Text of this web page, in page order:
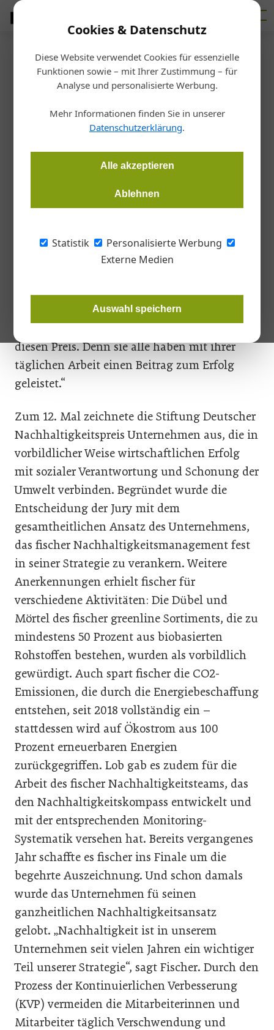
Cookies & Datenschutz
Diese Website verwendet Cookies für essenzielle
Funktionen sowie – mit Ihrer Zustimmung – für
Analyse und personalisierte Werbung.
Mehr Informationen finden Sie in unserer
Datenschutzerklärung.
Alle akzeptieren
Ablehnen
Statistik
Personalisierte Werbung
Externe Medien
Auswahl speichern
Startseite/Beschläge + Verbinder
fischer gewinnt Deutschen
Nachhaltigkeitspreis
Die Unternehmensgruppe fischer hat die wichtigste und
größte Auszeichnung in Europa im Bereich Nachhaltigkeit in
„Für unser Unternehmen ist diese wichtige
Firmeninhaber Klaus Fischer. „Ich gratuliere
dazu allen unseren Mitarbeiterinnen und
diesen Preis. Denn sie alle haben mit ihrer
täglichen Arbeit einen Beitrag zum Erfolg
geleistet.“
Zum 12. Mal zeichnete die Stiftung Deutscher
Nachhaltigkeitspreis Unternehmen aus, die in
vorbildlicher Weise wirtschaftlichen Erfolg
mit sozialer Verantwortung und Schonung der
Umwelt verbinden. Begründet wurde die
Entscheidung der Jury mit dem
gesamtheitlichen Ansatz des Unternehmens,
das fischer Nachhaltigkeitsmanagement fest
in seiner Strategie zu verankern. Weitere
Anerkennungen erhielt fischer für
verschiedene Aktivitäten: Die Dübel und
Mörtel des fischer greenline Sortiments, die zu
mindestens 50 Prozent aus biobasierten
Rohstoffen bestehen, wurden als vorbildlich
gewürdigt. Auch spart fischer die CO2-
Emissionen, die durch die Energiebeschaffung
entstehen, seit 2018 vollständig ein –
stattdessen wird auf Ökostrom aus 100
Prozent erneuerbaren Energien
zurückgegriffen. Lob gab es zudem für die
Arbeit des fischer Nachhaltigkeitsteams, das
den Nachhaltigkeitskompass entwickelt und
mit der entsprechenden Monitoring-
Systematik versehen hat. Bereits vergangenes
Jahr schaffte es fischer ins Finale um die
begehrte Auszeichnung. Und schon damals
wurde das Unternehmen fü seinen
ganzheitlichen Nachhaltigkeitsansatz
gelobt. „Nachhaltigkeit ist in unserem
Unternehmen seit vielen Jahren ein wichtiger
Teil unserer Strategie“, sagt Fischer. Durch den
Prozess der Kontinuierlichen Verbesserung
(KVP) vermeiden die Mitarbeiterinnen und
Mitarbeiter täglich Verschwendung und